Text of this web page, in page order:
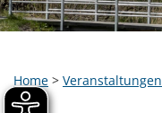
Home > Veranstaltungen